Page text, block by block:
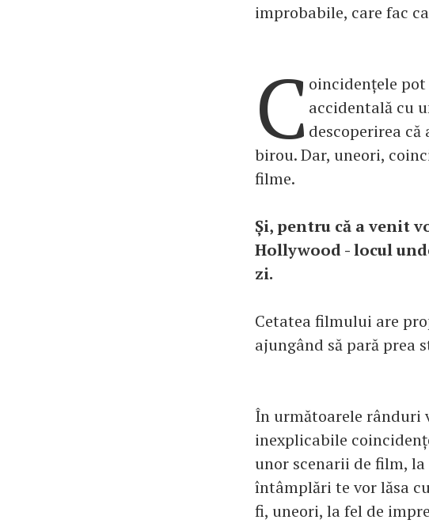
improbabile, care fac
C oincidențele
accidentală cu
descoperirea
birou. Dar, uneori,
filme.
Și, pentru că a venit
Hollywood - locul
zi.
Cetatea filmului are
ajungând să pară prea
În următoarele rânduri
inexplicabile
unor scenarii de film,
întâmplări te vor lăsa
fi, uneori, la fel de